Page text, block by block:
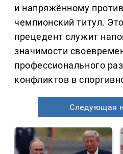
и напряжённому
чемпионский титул.
прецедент служит
значимости
профессионального
конфликтов в
Следующая